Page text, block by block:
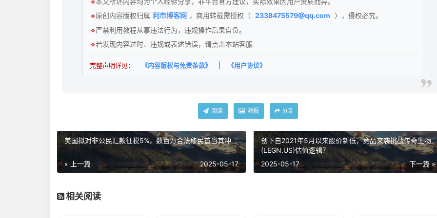
🔹原创内容版权归属 利市博客网 ，商用转载需授权（ 2338475579@qq.com
），侵权必究。
🔹严禁利用教程从事违法行为，违规操作后果自负。
🔹若发现内容过时、违规或表述错误，请点击本站客服
完整声明详见： 《内容版权与免责条款》 《用户协议》
阅读 海报 分享
美国拟对非公民汇款征税5%，数百万合法移民首当其冲
« 上一篇 2025-05-17
创下自2021年5月以来股价新低，竞品来袭挑战传奇生物
(LEGN.US)估值逻辑？
下一篇 »
2025-05-17
相关阅读